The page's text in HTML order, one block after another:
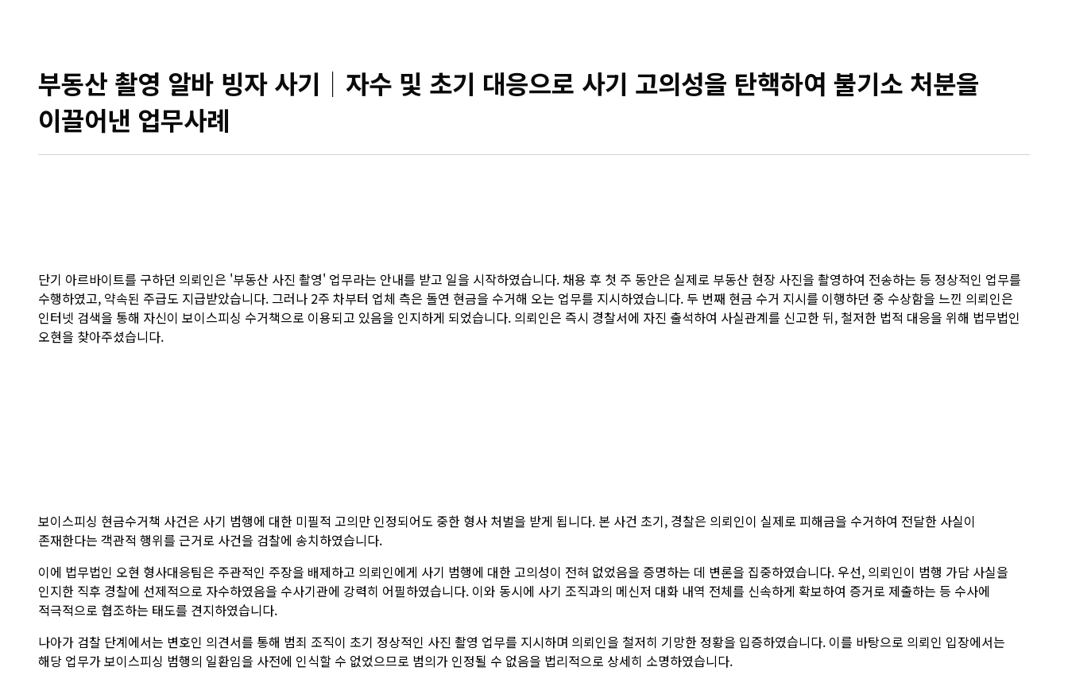
부동산 촬영 알바 빙자 사기│자수 및 초기 대응으로 사기 고의성을 탄핵하여 불기소 처분을
이끌어낸 업무사례
단기 아르바이트를 구하던 의뢰인은 '부동산 사진 촬영' 업무라는 안내를 받고 일을 시작하였습니다. 채용 후 첫 주 동안은 실제로 부동산 현장 사진을 촬영하여 전송하는 등 정상적인 업무를
수행하였고, 약속된 주급도 지급받았습니다. 그러나 2주 차부터 업체 측은 돌연 현금을 수거해 오는 업무를 지시하였습니다. 두 번째 현금 수거 지시를 이행하던 중 수상함을 느낀 의뢰인은
인터넷 검색을 통해 자신이 보이스피싱 수거책으로 이용되고 있음을 인지하게 되었습니다. 의뢰인은 즉시 경찰서에 자진 출석하여 사실관계를 신고한 뒤, 철저한 법적 대응을 위해 법무법인
오현을 찾아주셨습니다.
보이스피싱 현금수거책 사건은 사기 범행에 대한 미필적 고의만 인정되어도 중한 형사 처벌을 받게 됩니다. 본 사건 초기, 경찰은 의뢰인이 실제로 피해금을 수거하여 전달한 사실이
존재한다는 객관적 행위를 근거로 사건을 검찰에 송치하였습니다.
이에 법무법인 오현 형사대응팀은 주관적인 주장을 배제하고 의뢰인에게 사기 범행에 대한 고의성이 전혀 없었음을 증명하는 데 변론을 집중하였습니다. 우선, 의뢰인이 범행 가담 사실을
인지한 직후 경찰에 선제적으로 자수하였음을 수사기관에 강력히 어필하였습니다. 이와 동시에 사기 조직과의 메신저 대화 내역 전체를 신속하게 확보하여 증거로 제출하는 등 수사에
적극적으로 협조하는 태도를 견지하였습니다.
나아가 검찰 단계에서는 변호인 의견서를 통해 범죄 조직이 초기 정상적인 사진 촬영 업무를 지시하며 의뢰인을 철저히 기망한 정황을 입증하였습니다. 이를 바탕으로 의뢰인 입장에서는
해당 업무가 보이스피싱 범행의 일환임을 사전에 인식할 수 없었으므로 범의가 인정될 수 없음을 법리적으로 상세히 소명하였습니다.